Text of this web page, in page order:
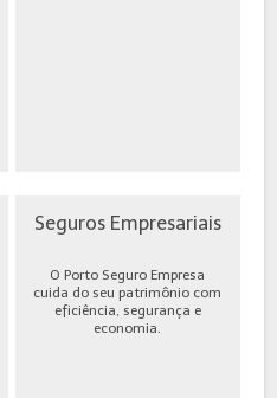
Seguros Empresariais
O Porto Seguro Empresa
cuida do seu patrimônio com
eficiência, segurança e
economia.